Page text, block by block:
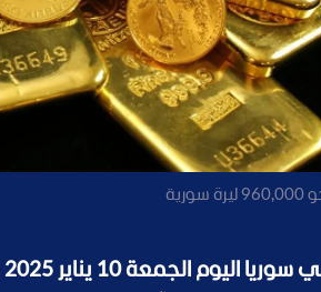
اليوم الجمعة 10 يناير 2025